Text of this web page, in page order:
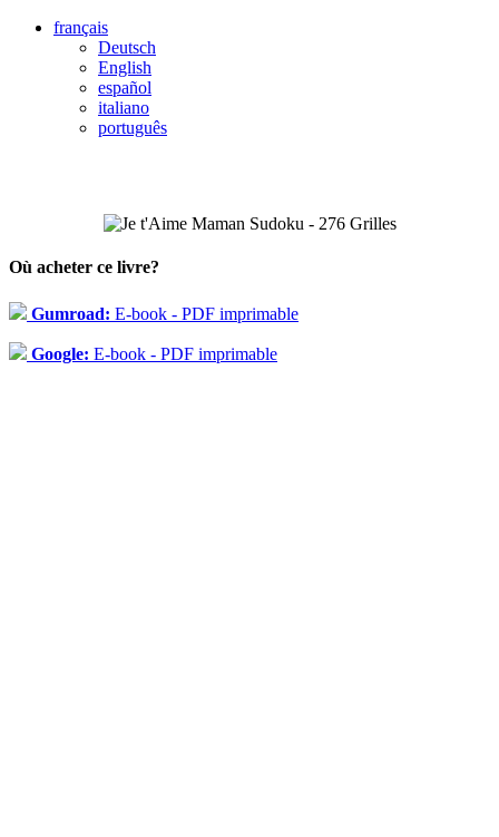
français
Deutsch
English
español
italiano
português
Où acheter ce livre?
Gumroad: E-book - PDF imprimable
Google: E-book - PDF imprimable